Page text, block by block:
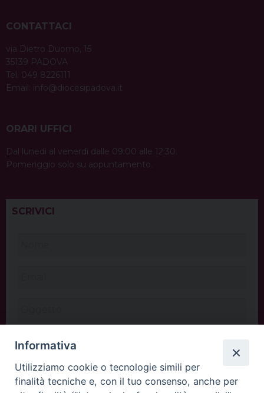
CONTATTACI
via Dietro Duomo, 15
35139 PADOVA
Tel. 049 8226111
Email: info@diocesipadova.it
ORARI UFFICI
Dal lunedì al venerdì dalle 09:00 alle 12:30.
Pomeriggio solo su appuntamento.
SCRIVICI
Informativa
Utilizziamo cookie o tecnologie simili per
finalità tecniche e, con il tuo consenso, anche per